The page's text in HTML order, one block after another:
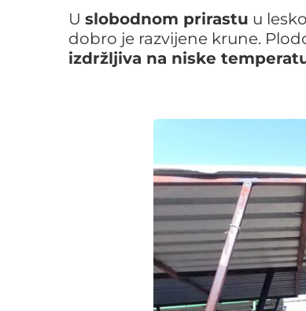
U slobodnom prirastu u
dobro je razvijene krune.
izdržljiva na niske